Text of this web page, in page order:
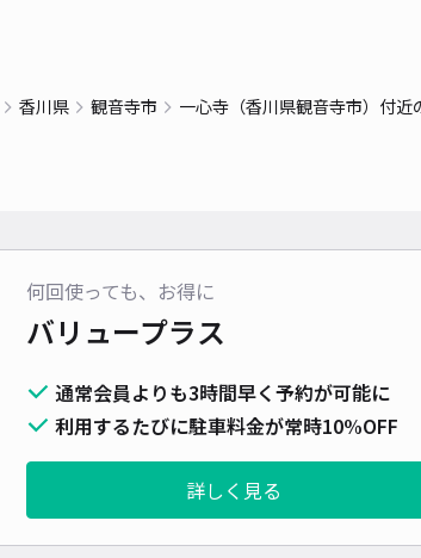
香川県 観音寺市 一心寺（香川県観音寺市）付近
何回使っても、お得に
バリュープラス
通常会員よりも3時間早く予約が可能に
利用するたびに駐車料金が常時10%OFF
詳しく見る